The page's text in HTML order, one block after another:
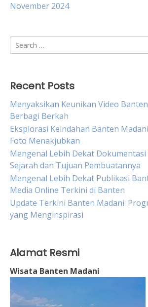
November 2024
Search
for:
Recent Posts
Menyaksikan Keunikan Video
Berbagi Berkah
Eksplorasi Keindahan Banten
Foto Menakjubkan
Mengenal Lebih Dekat
Sejarah dan Tujuan Pembuatannya
Mengenal Lebih Dekat Publikasi
Media Online Terkini di Banten
Update Terkini Banten Madani:
yang Menginspirasi
Alamat Resmi
Wisata Banten Madani